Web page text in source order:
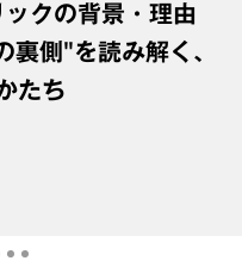
クの背景・理由
側"を読み解く、
たち